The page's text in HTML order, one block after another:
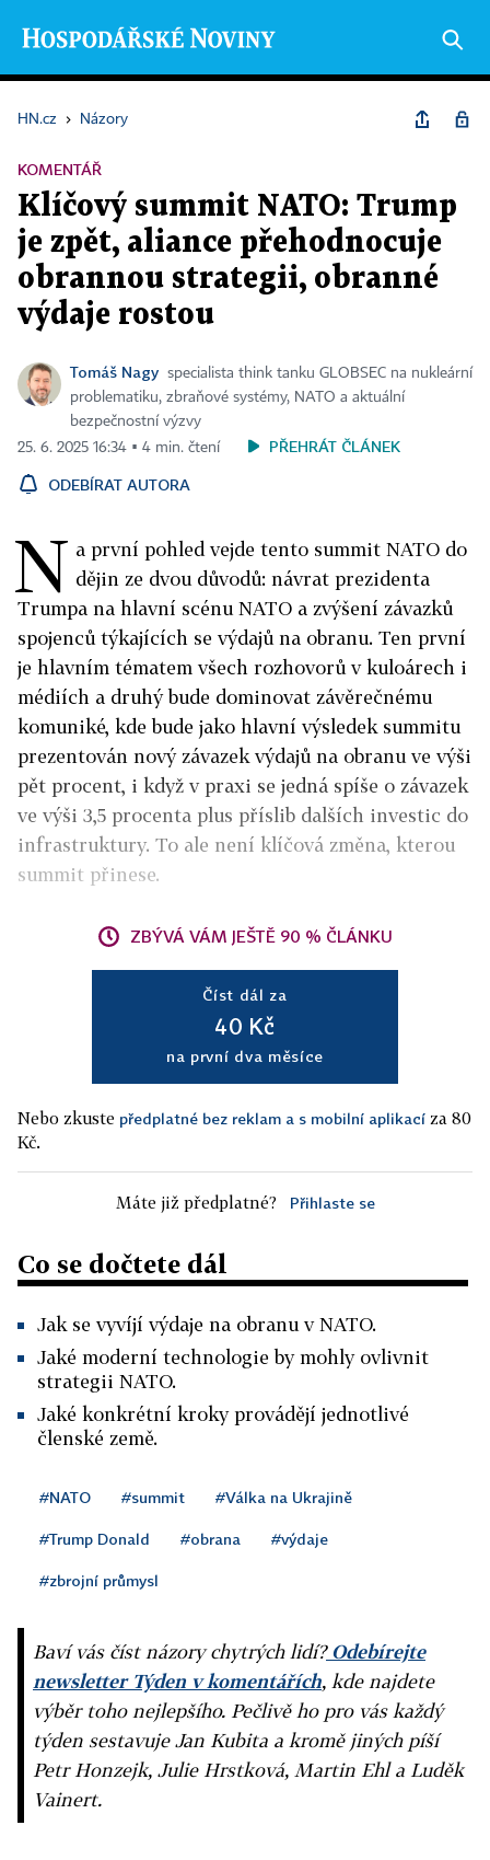
HN.cz › Názory
KOMENTÁŘ
Klíčový summit NATO: Trump
je zpět, aliance přehodnocuje
obrannou strategii, obranné
výdaje rostou
Tomáš Nagy specialista think tanku GLOBSEC na nukleární
problematiku, zbraňové systémy, NATO a aktuální
bezpečnostní výzvy
25. 6. 2025 16:34 ▪ 4 min. čtení
PŘEHRÁT ČLÁNEK
ODEBÍRAT AUTORA
N a první pohled vejde tento summit NATO do
dějin ze dvou důvodů: návrat prezidenta
Trumpa na hlavní scénu NATO a zvýšení závazků
spojenců týkajících se výdajů na obranu. Ten první
je hlavním tématem všech rozhovorů v kuloárech i
médiích a druhý bude dominovat závěrečnému
komuniké, kde bude jako hlavní výsledek summitu
prezentován nový závazek výdajů na obranu ve výši
pět procent, i když v praxi se jedná spíše o závazek
ve výši 3,5 procenta plus příslib dalších investic do
infrastruktury. To ale není klíčová změna, kterou
summit přinese.
ZBÝVÁ VÁM JEŠTĚ 90 % ČLÁNKU
Číst dál za
40 Kč
na první dva měsíce
Nebo zkuste předplatné bez reklam a s mobilní aplikací za 80
Kč.
Máte již předplatné? Přihlaste se
Co se dočtete dál
Jak se vyvíjí výdaje na obranu v NATO.
Jaké moderní technologie by mohly ovlivnit
strategii NATO.
Jaké konkrétní kroky provádějí jednotlivé
členské země.
#NATO #summit #Válka na Ukrajině
#Trump Donald #obrana #výdaje
#zbrojní průmysl
Baví vás číst názory chytrých lidí?Odebírejte
newsletter Týden v komentářích, kde najdete
výběr toho nejlepšího. Pečlivě ho pro vás každý
týden sestavuje Jan Kubita a kromě jiných píší
Petr Honzejk, Julie Hrstková, Martin Ehl a Luděk
Vainert.